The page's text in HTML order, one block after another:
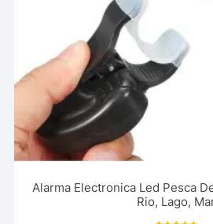
Alarma Electronica Led Pesca
Rio, Lago,